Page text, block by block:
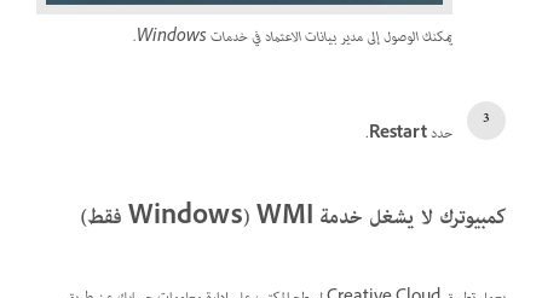
يمكنك الوصول إلى مدير بيانات الاعتماد في خدمات Windows.
حددRestart
.
كمبيوترك لا يشغل خدمة WMI (Windows فقط)